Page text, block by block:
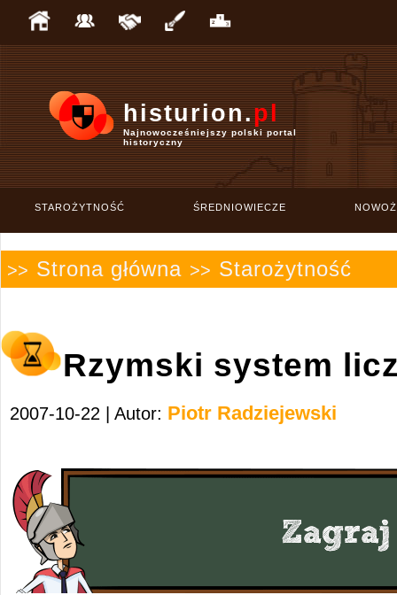
histurion.pl
Najnowocześniejszy polski portal
historyczny
STAROŻYTNOŚĆ ŚREDNIOWIECZE
>> Strona główna >> Starożytność
Rzymski system
2007-10-22 | Autor: Piotr Radziejewski